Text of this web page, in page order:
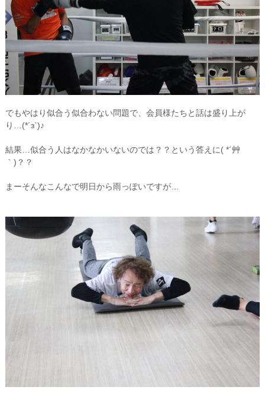
でもやはり似合う似合わない問題で、会員様たちと話は盛り上が
り…(*´з`)♪
結果…似合う人はなかなかいないのでは？？という答えに( *´艸
｀)？？
まーそんなこんなで明日から雨っぽいですが…